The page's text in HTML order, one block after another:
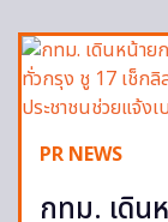
PR NEWS
กทม. เดิน